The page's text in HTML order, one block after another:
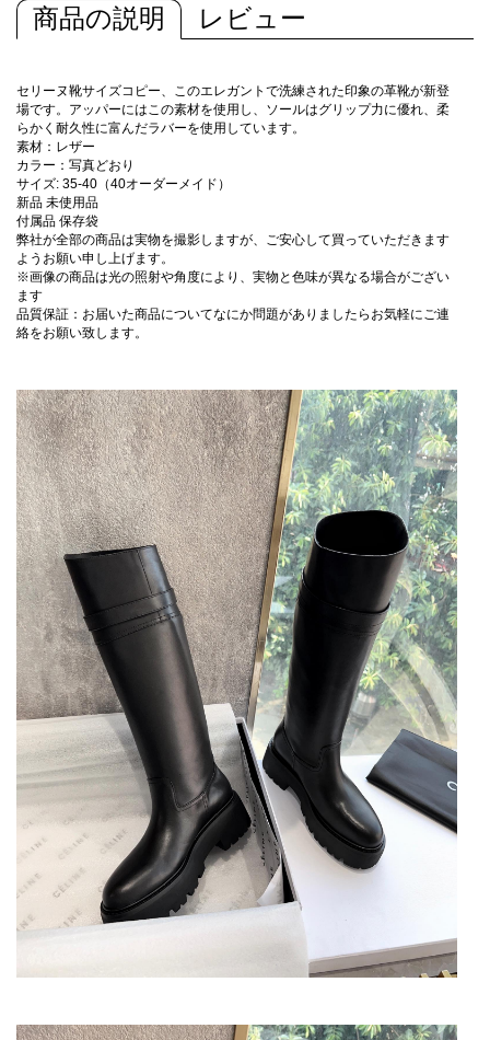
商品の説明 レビュー
セリーヌ靴サイズコピー、このエレガントで洗練された印象の革靴が新登
場です。アッパーにはこの素材を使用し、ソールはグリップ力に優れ、柔
らかく耐久性に富んだラバーを使用しています。
素材：レザー
カラー：写真どおり
サイズ: 35-40（40オーダーメイド）
新品 未使用品
付属品 保存袋
弊社が全部の商品は実物を撮影しますが、ご安心して買っていただきます
ようお願い申し上げます。
※画像の商品は光の照射や角度により、実物と色味が異なる場合がござい
ます
品質保証：お届いた商品についてなにか問題がありましたらお気軽にご連
絡をお願い致します。